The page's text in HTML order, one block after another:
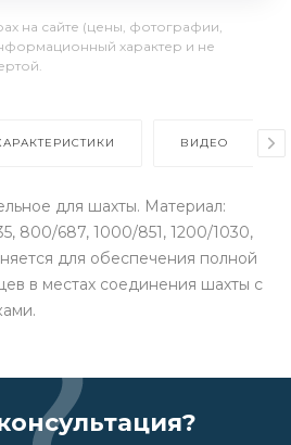
на сайте (цены, фотографии,
характер и не
ВИДЕО
для шахты. Материал:
800/687, 1000/851, 1200/1030,
для обеспечения полной
в местах соединения шахты с